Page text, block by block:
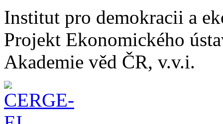
Institut pro demokracii a
Projekt Ekonomického
Akademie věd ČR, v.v.i.